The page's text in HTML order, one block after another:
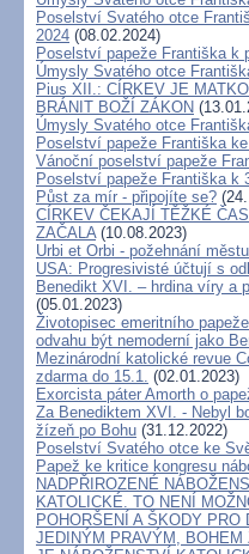
Poselství Svatého otce
2024 (08.02.2024)
Poselství papeže Františka k
Úmysly Svatého otce
Pius XII.: CÍRKEV JE
BRÁNIT BOŽÍ ZÁKON
Úmysly Svatého otce
Poselství papeže Františka
Vánoční poselství papeže
Poselství papeže Františka k
Půst za mír - připojíte se?
CÍRKEV ČEKAJÍ TĚŽKÉ
ZAČALA(10.08.2023)
Urbi et Orbi - požehnání
USA: Progresivisté účtují s
Benedikt XVI. – hrdina víry a
(05.01.2023)
Životopisec emeritního
odvahu být nemoderní jako
Mezinárodní katolické revue
zdarma do 15.1. (02.01.2023)
Exorcista páter Amorth o
Za Benediktem XVI. - Nebyl
žízeň po Bohu (31.12.2022)
Poselství Svatého otce ke
Papež ke kritice kongresu
NADPŘIROZENÉ
KATOLICKÉ. TO NENÍ
POHORŠENÍ A ŠKODY PRO
JEDINÝM PRAVÝM,